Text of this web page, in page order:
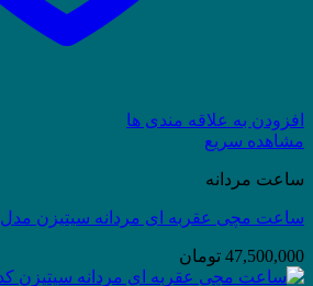
افزودن به علاقه مندی ها
مشاهده سریع
ساعت مردانه
ساعت مچی عقربه ای مردانه سیتیزن مدل CA0690-88E
47,500,000 تومان